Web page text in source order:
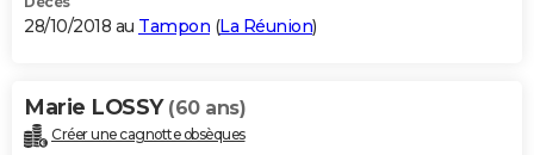
28/10/2018 au Tampon (La Réunion)
Marie LOSSY (60 ans)
Créer une cagnotte obsèques